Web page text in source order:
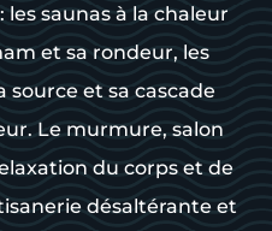
saunas à la chaleur
et sa rondeur, les
source et sa cascade
Le murmure, salon
du corps et de
désaltérante et